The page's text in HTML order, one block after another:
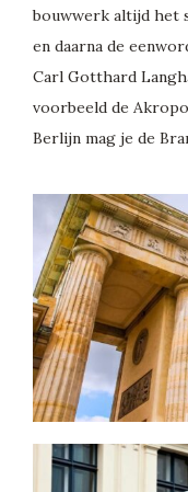
bouwwerk altijd het
en daarna de
Carl Gotthard
voorbeeld de
Berlijn mag je de